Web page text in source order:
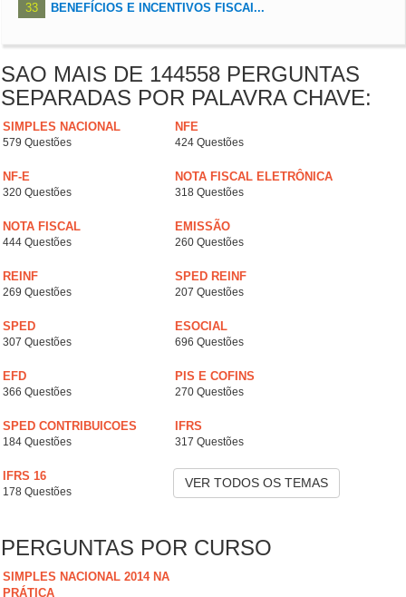
33 BENEFÍCIOS E INCENTIVOS FISCAI...
SAO MAIS DE 144558 PERGUNTAS
SEPARADAS POR PALAVRA CHAVE:
SIMPLES NACIONAL
579 Questões
NFE
424 Questões
NF-E
320 Questões
NOTA FISCAL ELETRÔNICA
318 Questões
NOTA FISCAL
444 Questões
EMISSÃO
260 Questões
REINF
269 Questões
SPED REINF
207 Questões
SPED
307 Questões
ESOCIAL
696 Questões
EFD
366 Questões
PIS E COFINS
270 Questões
SPED CONTRIBUICOES
184 Questões
IFRS
317 Questões
IFRS 16
178 Questões
VER TODOS OS TEMAS
PERGUNTAS POR CURSO
SIMPLES NACIONAL 2014 NA
PRÁTICA